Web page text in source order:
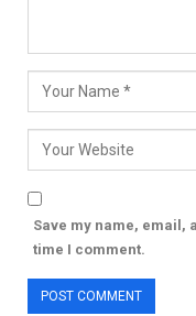
Save my name, email,
time I comment.